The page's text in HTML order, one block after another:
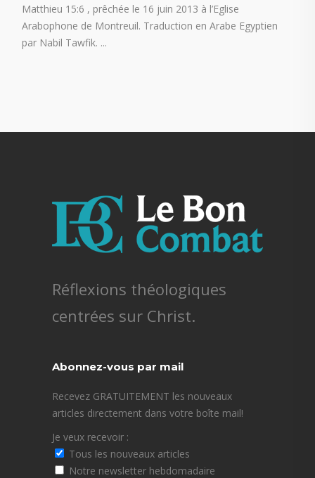
Matthieu 15:6 , prêchée le 16 juin 2013 à l’Eglise
Arabophone de Montreuil. Traduction en Arabe Egyptien
par Nabil Tawfik.
Réflexions théologiques
centrées sur Christ.
Abonnez-vous par mail
Recevez GRATUITEMENT les nouveaux
articles directement dans votre boîte mail!
Je veux recevoir :
Tous les nouveaux articles
Notre newsletter hebdomadaire